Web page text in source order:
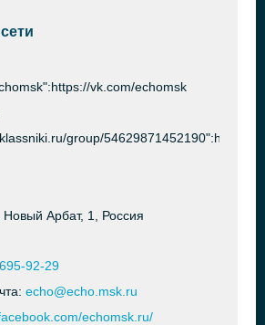
vk.com/echomsk
group/54629871452190":http://
Арбат, 1, Россия
92-29
echo@echo.msk.ru
echomsk.ru/